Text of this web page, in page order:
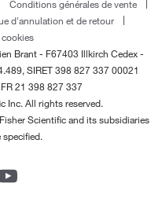
Conditions générales de vente
d'annulation et de retour
Brant - F67403 Illkirch Cedex -
SIRET 398 827 337 00021
21 398 827 337
Inc. All rights reserved.
Scientific and its subsidiaries